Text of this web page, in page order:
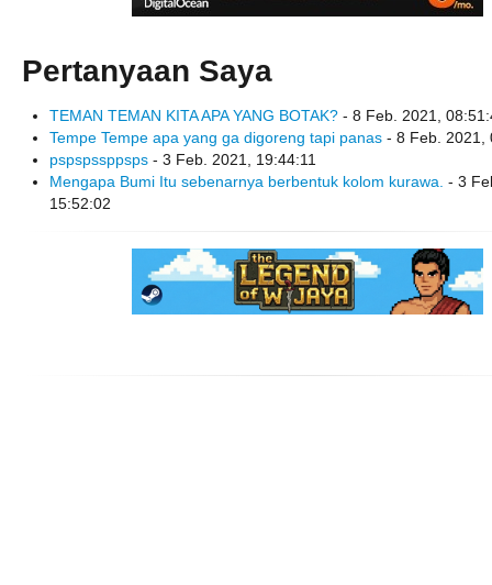
Pertanyaan Saya
TEMAN TEMAN KITA APA YANG BOTAK? - 8 Feb. 2021,
Tempe Tempe apa yang ga digoreng tapi panas - 8 Feb. 2021,
pspspssppsps - 3 Feb. 2021, 19:44:11
Mengapa Bumi Itu sebenarnya berbentuk kolom kurawa. - 3
15:52:02